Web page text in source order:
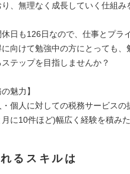
、無理なく成長していく仕組み
日も126日なので、仕事とプラ
向けて勉強中の方にとっても
ステップを目指しませんか？
の魅力】
個人に対しての税務サービスの
月に10件ほど)幅広く経験を積み
るスキルは